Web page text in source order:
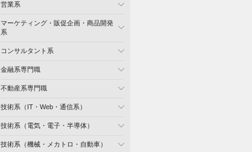
営業系
マーケティング・販促企画・商品開発
系
コンサルタント系
金融系専門職
不動産系専門職
技術系（IT・Web・通信系）
技術系（電気・電子・半導体）
技術系（機械・メカトロ・自動車）